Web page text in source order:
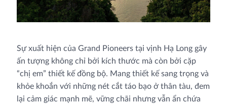
Sự xuất hiện của Grand Pioneers tại vịnh Hạ Long gây
ấn tượng không chỉ bởi kích thước mà còn bởi cặp
“chị em” thiết kế đồng bộ. Mang thiết kế sang trọng và
khỏe khoắn với những nét cắt táo bạo ở thân tàu, đem
lại cảm giác mạnh mẽ, vững chãi nhưng vẫn ẩn chứa